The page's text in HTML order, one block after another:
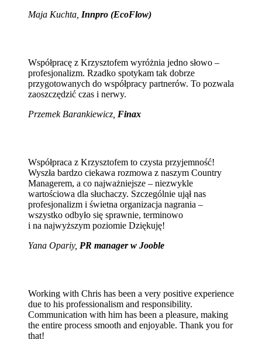
Maja Kuchta Innpro (EcoFlow)
Współpracę z Krzysztofem wyróżnia jedno słowo –
profesjonalizm. Rzadko spotykam tak dobrze
przygotowanych do współpracy partnerów. To pozwala
zaoszczędzić czas i nerwy.
Przemek Barankiewicz, Finax
Współpraca z Krzysztofem to czysta przyjemność!
Wyszła bardzo ciekawa rozmowa z naszym Country
Managerem, a co najważniejsze – niezwykle
wartościowa dla słuchaczy. Szczególnie ujął nas
profesjonalizm i świetna organizacja nagrania –
wszystko odbyło się sprawnie, terminowo
i na najwyższym poziomie Dziękuję!
Yana Opariy, PR manager w Jooble
Working with Chris has been a very positive experience
due to his professionalism and responsibility.
Communication with him has been a pleasure, making
the entire process smooth and enjoyable. Thank you for
that!